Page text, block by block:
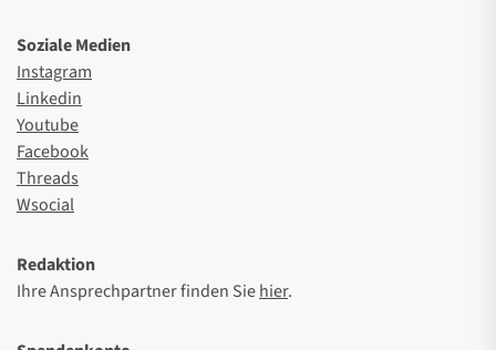
Soziale Medien
Instagram
Linkedin
Youtube
Facebook
Threads
Wsocial
Redaktion
Ihre Ansprechpartner finden Siehier.